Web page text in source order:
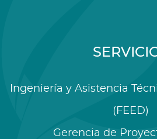
Ingeniería y Asistencia
(FEED)
Gerencia de